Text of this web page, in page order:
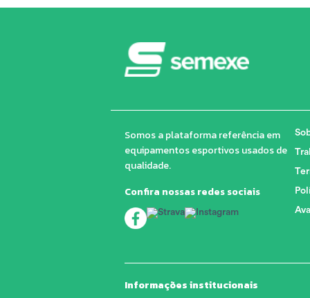
Somos a plataforma referência em
equipamentos esportivos usados de
qualidade.
Confira nossas redes sociais
Informações institucionais